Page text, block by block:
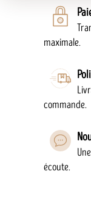
maximale.
commande.
écoute.